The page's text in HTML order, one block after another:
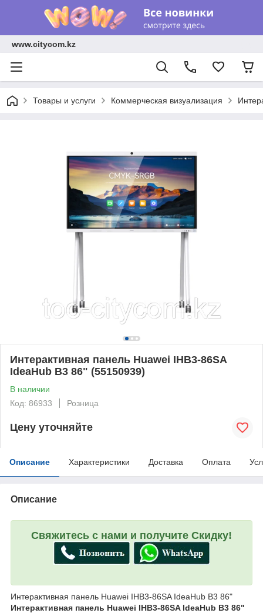
www.citycom.kz
Товары и услуги Коммерческая визуализация
Интерактивная панель Huawei IHB3-86SA
IdeaHub B3 86" (55150939)
В наличии
Код: 86933
Розница
Цену уточняйте
Описание Характеристики Доставка Оплата
Описание
Свяжитесь с нами и получите Скидку!
Интерактивная панель Huawei IHB3-86SA IdeaHub B3 86"
Интерактивная панель Huawei IHB3-86SA IdeaHub B3 86"